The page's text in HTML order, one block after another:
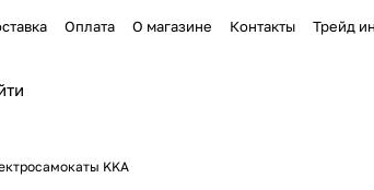
Оплата О магазине Контакты Трейд
KKA